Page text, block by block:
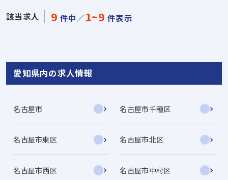
該当求人 9 件中／1~9 件表示
愛知県内の求人情報
名古屋市 名古屋市千種区
名古屋市東区 名古屋市北区
名古屋市西区 名古屋市中村区